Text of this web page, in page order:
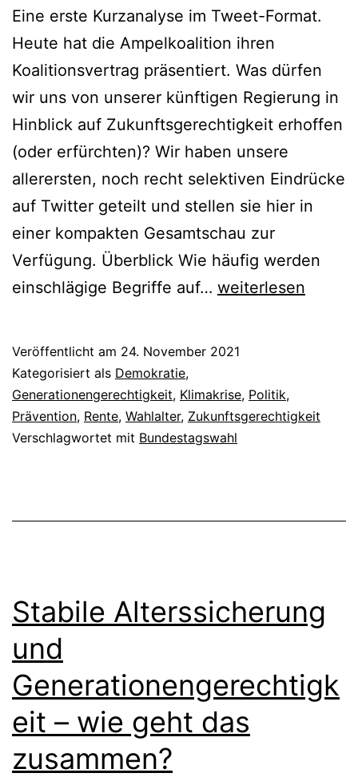
Eine erste Kurzanalyse im Tweet-Format.
Heute hat die Ampelkoalition ihren
Koalitionsvertrag präsentiert. Was dürfen
wir uns von unserer künftigen Regierung in
Hinblick auf Zukunftsgerechtigkeit erhoffen
(oder erfürchten)? Wir haben unsere
allerersten, noch recht selektiven Eindrücke
auf Twitter geteilt und stellen sie hier in
einer kompakten Gesamtschau zur
Verfügung. Überblick Wie häufig werden
einschlägige Begriffe auf… Wie
im
neuen
Koalitionsvertrag?
weiterlesen
Veröffentlicht am 24. November 2021
Kategorisiert als Demokratie,
Generationengerechtigkeit, Klimakrise, Politik,
Prävention, Rente, Wahlalter, Zukunftsgerechtigkeit
Verschlagwortet mit Bundestagswahl
Stabile Alterssicherung
und
Generationengerechtigk
eit – wie geht das
zusammen?